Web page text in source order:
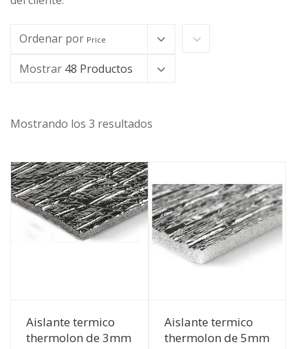
Ordenar por Price
Mostrar 48 Productos
Mostrando los 3 resultados
Ver Detalles
Aislante termico
thermolon de 3mm
Ver Detalles
Aislante termico
thermolon de 5mm